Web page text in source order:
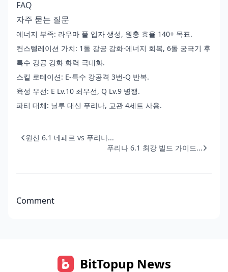
FAQ
자주 묻는 질문
에너지 부족: 라우마 풀 입자 생성, 원충 효율 140+ 목표.
컨스텔레이션 가치: 1돌 강공 강화·에너지 회복, 6돌 궁극기 후
특수 강공 강화 화력 극대화.
스킬 로테이션: E-특수 강공격 3번-Q 반복.
육성 우선: E Lv.10 최우선, Q Lv.9 병행.
파티 대체: 닐루 대신 푸리나, 교관 4세트 사용.
원신 6.1 네페르 vs 푸리나...
푸리나 6.1 최강 빌드 가이드...
Comment
BitTopup News